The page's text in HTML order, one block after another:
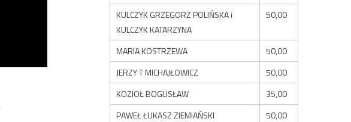
KULCZYK GRZEGORZ POLIŃSKA i
KULCZYK KATARZYNA
50,00
MARIA KOSTRZEWA
50,00
JERZY T MICHAJŁOWICZ
50,00
KOZIOŁ BOGUSŁAW
35,00
PAWEŁ ŁUKASZ ZIEMIAŃSKI
50,00